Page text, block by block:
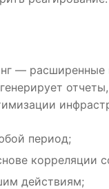
—
период;
корреляции
действиям;